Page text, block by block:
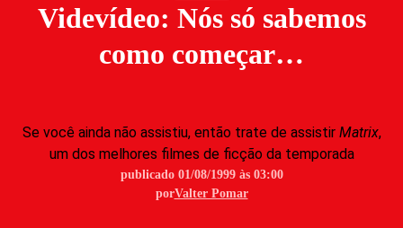
Videvídeo: Nós só sabemos
como começar…
Se você ainda não assistiu, então trate de assistir Matrix,
um dos melhores filmes de ficção da temporada
publicado 01/08/1999 às 03:00
porValter Pomar